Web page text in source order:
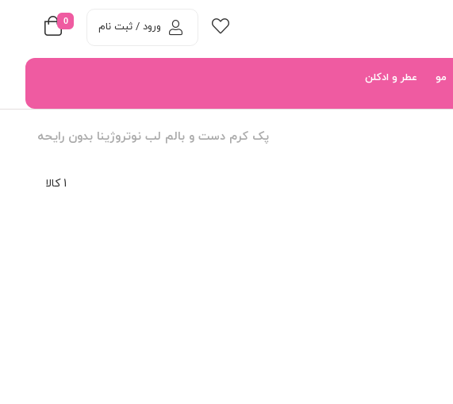
0 ورود / ثبت نام
مو عطر و ادکلن
پک کرم دست و بالم لب نوتروژینا بدون رایحه
1 کالا